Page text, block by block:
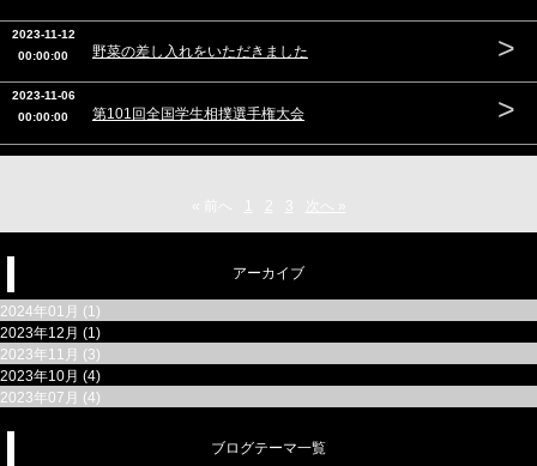
2023-11-12
00:00:00
野菜の差し入れをいただきました >
2023-11-06
00:00:00
第101回全国学生相撲選手権大会 >
2 3
アーカイブ
2024年01月 (1)
2023年12月 (1)
2023年11月 (3)
2023年10月 (4)
2023年07月 (4)
ブログテーマ一覧